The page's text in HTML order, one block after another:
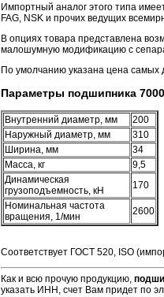
Импортный аналог этого типа
FAG, NSK и прочих ведущих
В опциях товара представлена
малошумную модификацию с
По умолчанию указана цена
Параметры подшипника
Внутренний диаметр, мм
200
Наружный диаметр, мм
310
Ширина, мм
34
Масса, кг
9,5
Динамическая
грузоподъемность, кН
170
Номинальная частота
вращения, 1/мин
2600
Соответствует ГОСТ 520, ISO
Как и всю прочую продукцию,
указать ИНН, счет Вам придет по